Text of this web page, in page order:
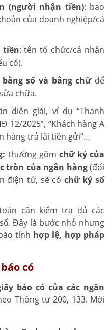
(người nhận tiền): bao
của doanh nghiệp/cá
tiền: tên tổ chức/cá nhân
có).
bằng số và bằng chữđể
chữa.
diễn giải, ví dụ “Thanh
12/2025”, “Khách hàng A
hàng trả lãi tiền gửi”…
thường gồm chữ ký của
tròn của ngân hàng(đối
điện tử, sẽ có chữ ký số
cần kiểm tra đủ các
Đây là bước nhỏ nhưng
tính hợp lệ, hợp pháp
có
báo có của các ngân
Thông tư 200, 133. Mời